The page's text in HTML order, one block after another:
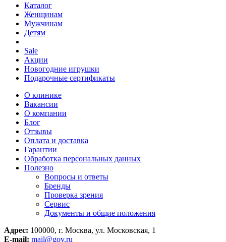
Каталог
Женщинам
Мужчинам
Детям
Sale
Акции
Новогодние игрушки
Подарочные сертификаты
О клинике
Вакансии
О компании
Блог
Отзывы
Оплата и доставка
Гарантии
Обработка персональных данных
Полезно
Вопросы и ответы
Бренды
Проверка зрения
Сервис
Документы и общие положения
Адрес: 100000, г. Москва, ул. Московская, 1
E-mail: mail@gov.ru